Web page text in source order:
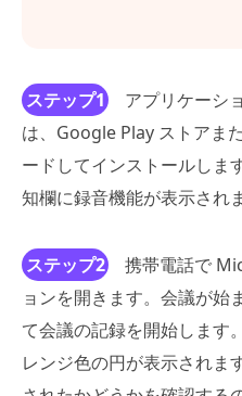
ステップ1
アプリケーシ
は、Google Play ストアま
ードしてインストールしま
知欄に録音機能が表示されま
ステップ2
携帯電話で
ョンを開きます。会議が始
て会議の記録を開始します
レンジ色の円が表示されま